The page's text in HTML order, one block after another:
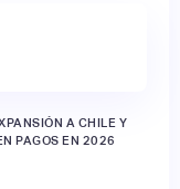
A CHILE Y
PAGOS EN 2026